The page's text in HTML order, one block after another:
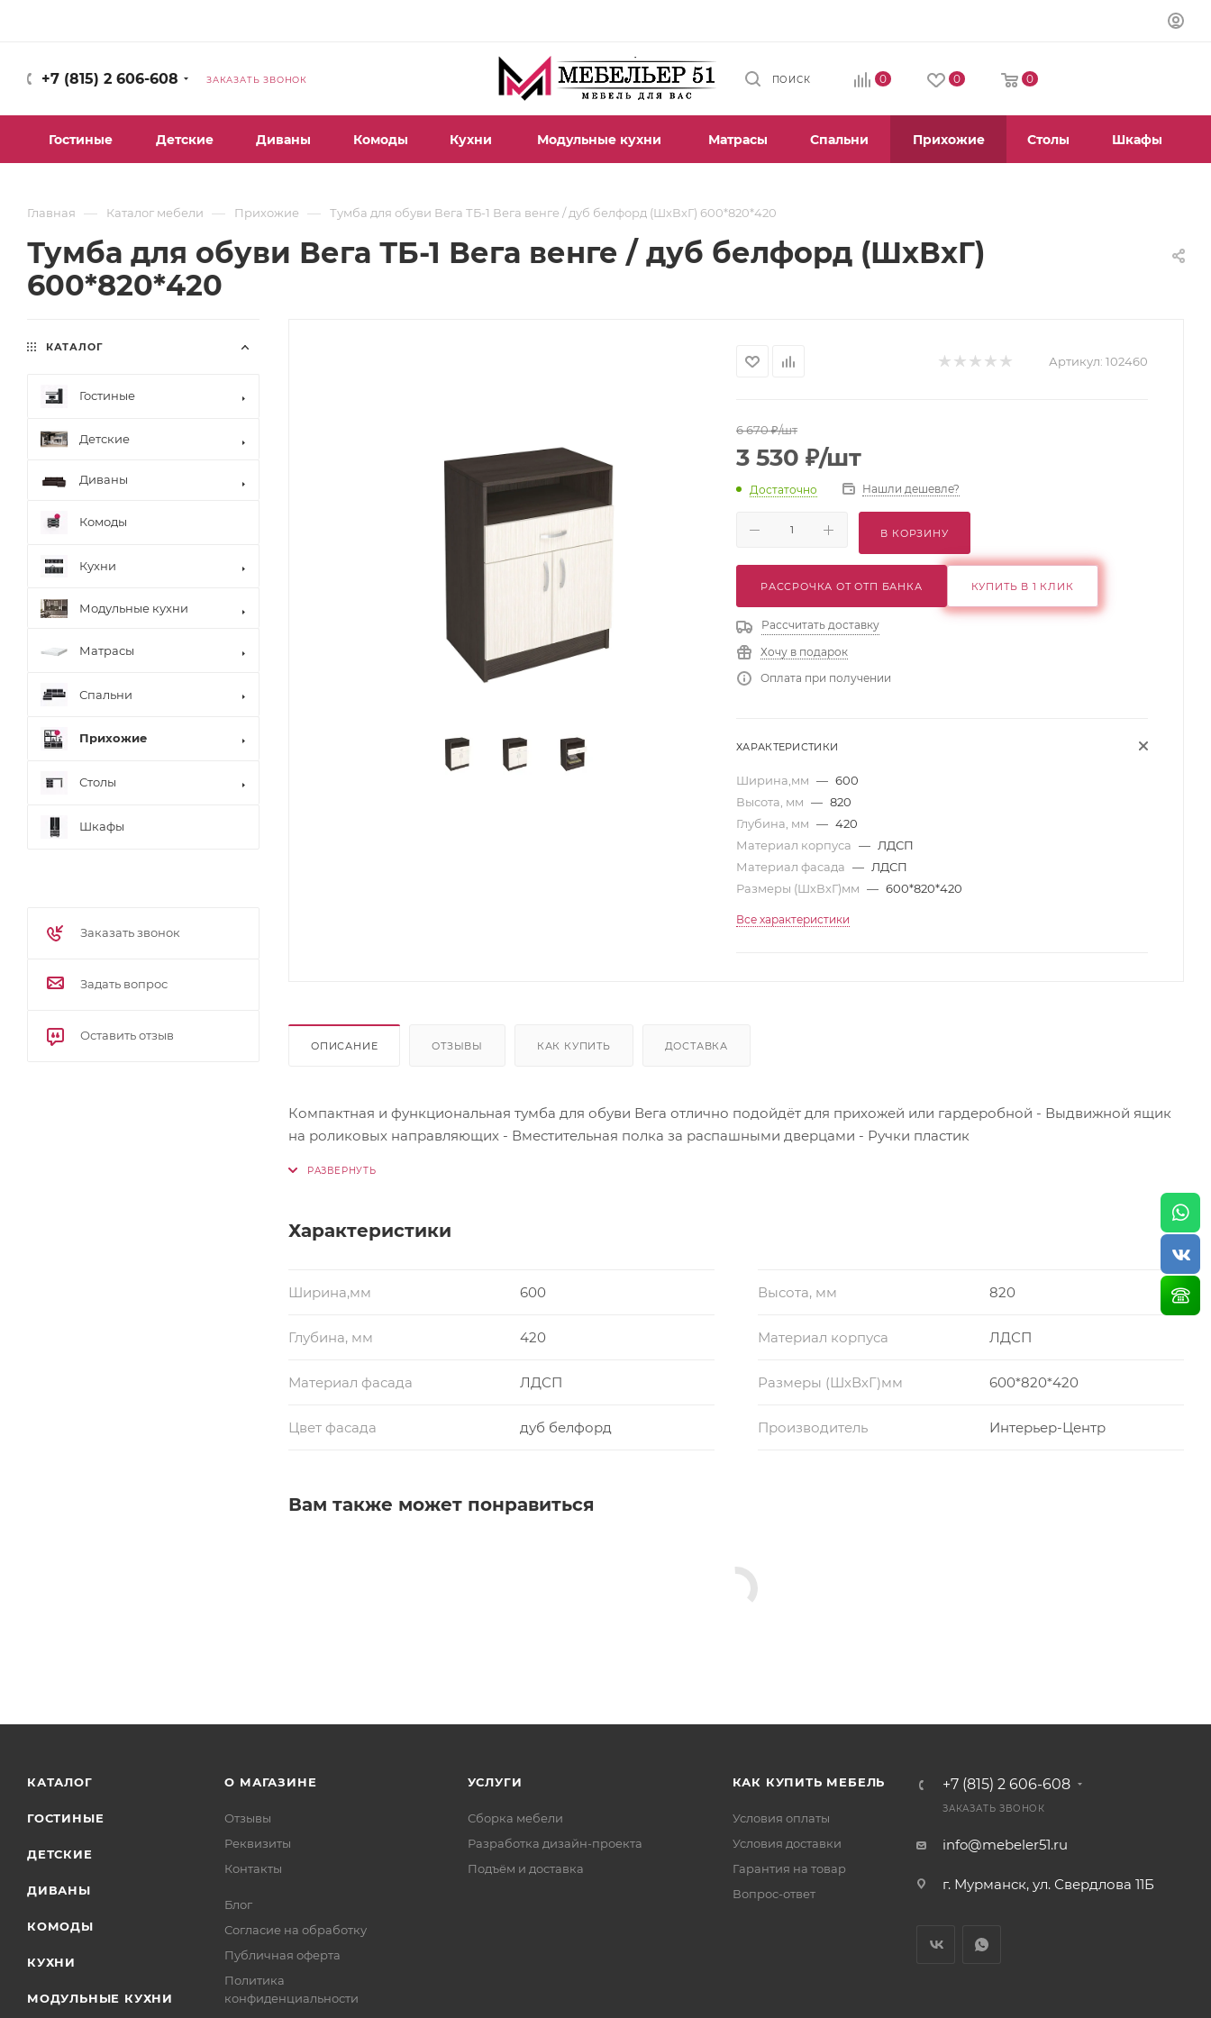
+7 (815) 2 606-608 ЗАКАЗАТЬ ЗВОНОК ПОИСК 0 0 0
Гостиные Детские Диваны Комоды Кухни Модульные кухни Матрасы Спальни Прихожие Столы Шкафы
Главная — Каталог мебели — Прихожие — Тумба для обуви Вега ТБ-1 Вега венге / дуб белфорд (ШхВхГ) 600*820*420
Тумба для обуви Вега ТБ-1 Вега венге / дуб белфорд (ШхВхГ)
600*820*420
Артикул: 102460
6 670₽/шт
3 530 ₽/шт
Достаточно Нашли дешевле?
В КОРЗИНУ
РАССРОЧКА ОТ ОТП БАНКА КУПИТЬ В 1 КЛИК
Рассчитать доставку
Хочу в подарок
Оплата при получении
ХАРАКТЕРИСТИКИ
Ширина,мм — 600
Высота, мм — 820
Глубина, мм — 420
Материал корпуса — ЛДСП
Материал фасада — ЛДСП
Размеры (ШхВхГ)мм — 600*820*420
Все характеристики
ОПИСАНИЕ ОТЗЫВЫ КАК КУПИТЬ ДОСТАВКА
Компактная и функциональная тумба для обуви Вега отлично подойдёт для прихожей или гардеробной - Выдвижной ящик
на роликовых направляющих - Вместительная полка за распашными дверцами - Ручки пластик
Характеристики
Ширина,мм 600 Высота, мм 820
Глубина, мм 420 Материал корпуса ЛДСП
Материал фасада ЛДСП Размеры (ШхВхГ)мм 600*820*420
Цвет фасада дуб белфорд Производитель Интерьер-Центр
Вам также может понравиться
КАТАЛОГ
Гостиные
Детские
Диваны
Комоды
Кухни
Модульные кухни
Матрасы
Спальни
Прихожие
Столы
Шкафы
Заказать звонок
Задать вопрос
Оставить отзыв
КАТАЛОГ
ГОСТИНЫЕ
ДЕТСКИЕ
ДИВАНЫ
КОМОДЫ
КУХНИ
МОДУЛЬНЫЕ КУХНИ
О МАГАЗИНЕ
Отзывы
Реквизиты
Контакты
Блог
Согласие на обработку
Публичная оферта
Политика
конфиденциальности
УСЛУГИ
Сборка мебели
Разработка дизайн-проекта
Подъём и доставка
КАК КУПИТЬ МЕБЕЛЬ
Условия оплаты
Условия доставки
Гарантия на товар
Вопрос-ответ
+7 (815) 2 606-608
ЗАКАЗАТЬ ЗВОНОК
info@mebeler51.ru
г. Мурманск, ул. Свердлова 11Б